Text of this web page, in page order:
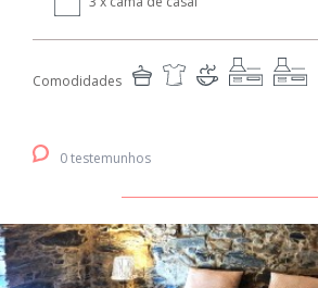
Comodidades
0 testemunhos